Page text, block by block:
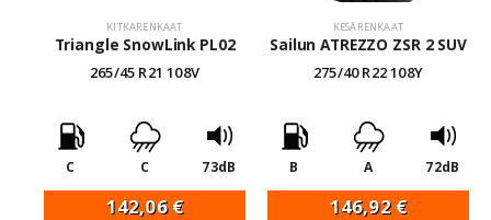
KITKARENKAAT
Triangle SnowLink PL02
265/45 R21 108V
C C 73dB
142,06€
KESÄRENKAAT
Sailun ATREZZO ZSR 2 SUV
275/40 R22 108Y
B A 72dB
146,92 €